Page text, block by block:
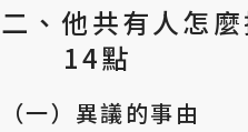
二、他共有人怎
14點
（一）異議的事由